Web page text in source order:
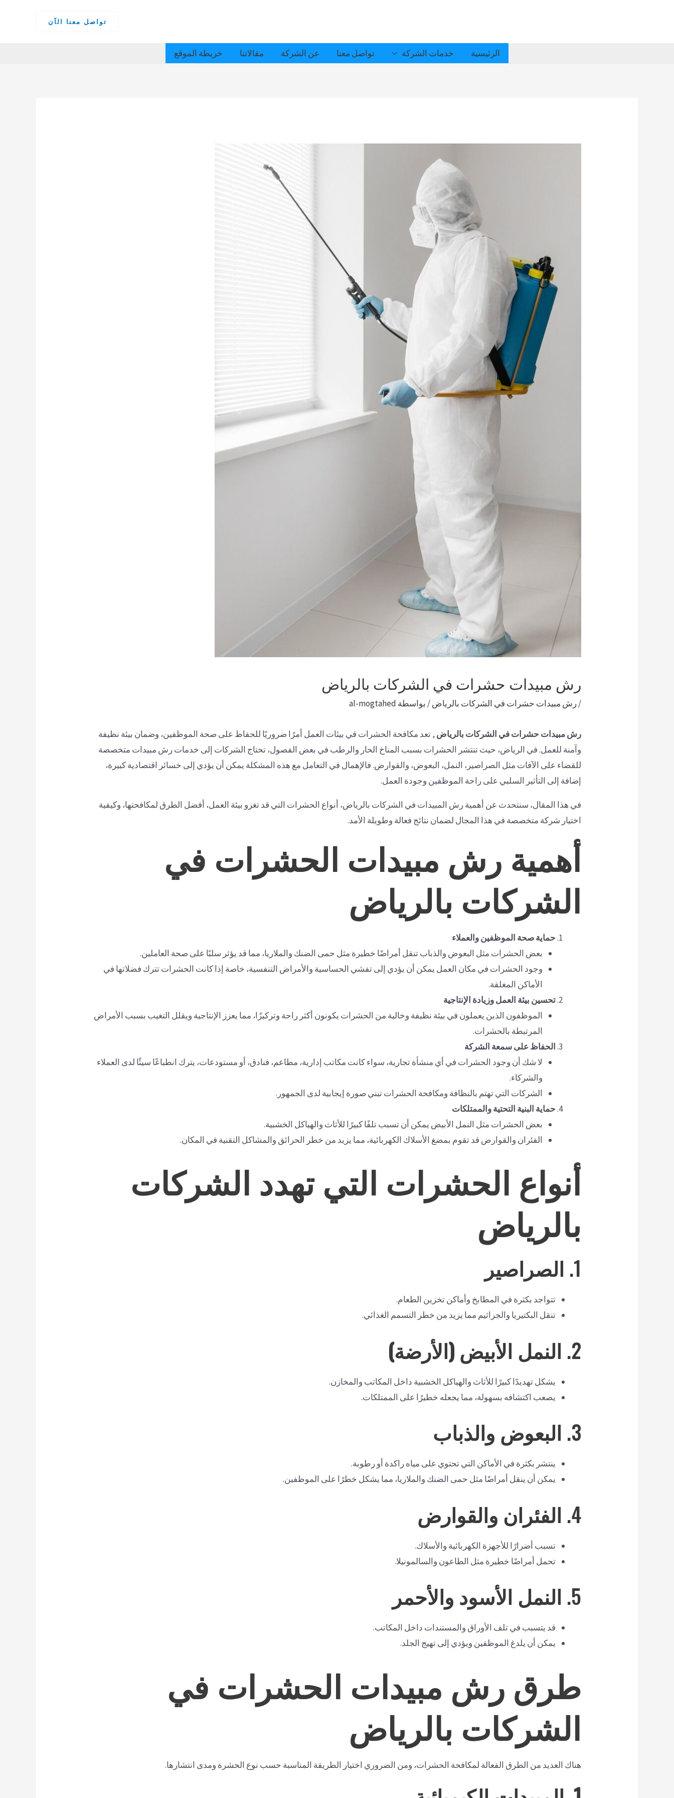
تواصل معنا الآن
الرئيسية خدمات الشركة تواصل معنا عن الشركة مقالاتنا خريطة الموقع
رش مبيدات حشرات في الشركات بالرياض
/رش مبيدات حشرات في الشركات بالرياض/ بواسطة al-mogtahed
رش مبيدات حشرات في الشركات بالرياض , تعد مكافحة الحشرات في بيئات العمل أمرًا ضروريًا للحفاظ على صحة الموظفين، وضمان بيئة نظيفة
وآمنة للعمل. في الرياض، حيث تنتشر الحشرات بسبب المناخ الحار والرطب في بعض الفصول، تحتاج الشركات إلى خدمات رش مبيدات متخصصة
للقضاء على الآفات مثل الصراصير، النمل، البعوض، والقوارض. فالإهمال في التعامل مع هذه المشكلة يمكن أن يؤدي إلى خسائر اقتصادية كبيرة،
إضافة إلى التأثير السلبي على راحة الموظفين وجودة العمل.
في هذا المقال، سنتحدث عن أهمية رش المبيدات في الشركات بالرياض، أنواع الحشرات التي قد تغزو بيئة العمل، أفضل الطرق لمكافحتها، وكيفية
اختيار شركة متخصصة في هذا المجال لضمان نتائج فعالة وطويلة الأمد.
أهمية رش مبيدات الحشرات في
الشركات بالرياض
حماية صحة الموظفين والعملاء
بعض الحشرات مثل البعوض والذباب تنقل أمراضًا خطيرة مثل حمى الضنك والملاريا، مما قد يؤثر سلبًا على صحة العاملين.
وجود الحشرات في مكان العمل يمكن أن يؤدي إلى تفشي الحساسية والأمراض التنفسية، خاصة إذا كانت الحشرات تترك فضلاتها في
الأماكن المغلقة.
تحسين بيئة العمل وزيادة الإنتاجية
الموظفون الذين يعملون في بيئة نظيفة وخالية من الحشرات يكونون أكثر راحة وتركيزًا، مما يعزز الإنتاجية ويقلل التغيب بسبب الأمراض
المرتبطة بالحشرات.
الحفاظ على سمعة الشركة
لا شك أن وجود الحشرات في أي منشأة تجارية، سواء كانت مكاتب إدارية، مطاعم، فنادق، أو مستودعات، يترك انطباعًا سيئًا لدى العملاء
والشركاء.
الشركات التي تهتم بالنظافة ومكافحة الحشرات تبني صورة إيجابية لدى الجمهور.
حماية البنية التحتية والممتلكات
بعض الحشرات مثل النمل الأبيض يمكن أن تسبب تلفًا كبيرًا للأثاث والهياكل الخشبية.
الفئران والقوارض قد تقوم بمضغ الأسلاك الكهربائية، مما يزيد من خطر الحرائق والمشاكل التقنية في المكان.
أنواع الحشرات التي تهدد الشركات
بالرياض
1. الصراصير
تتواجد بكثرة في المطابخ وأماكن تخزين الطعام.
تنقل البكتيريا والجراثيم مما يزيد من خطر التسمم الغذائي.
2. النمل الأبيض (الأرضة)
يشكل تهديدًا كبيرًا للأثاث والهياكل الخشبية داخل المكاتب والمخازن.
يصعب اكتشافه بسهولة، مما يجعله خطيرًا على الممتلكات.
3. البعوض والذباب
ينتشر بكثرة في الأماكن التي تحتوي على مياه راكدة أو رطوبة.
يمكن أن ينقل أمراضًا مثل حمى الضنك والملاريا، مما يشكل خطرًا على الموظفين.
4. الفئران والقوارض
تسبب أضرارًا للأجهزة الكهربائية والأسلاك.
تحمل أمراضًا خطيرة مثل الطاعون والسالمونيلا.
5. النمل الأسود والأحمر
قد يتسبب في تلف الأوراق والمستندات داخل المكاتب.
يمكن أن يلدغ الموظفين ويؤدي إلى تهيج الجلد.
طرق رش مبيدات الحشرات في
الشركات بالرياض
هناك العديد من الطرق الفعالة لمكافحة الحشرات، ومن الضروري اختيار الطريقة المناسبة حسب نوع الحشرة ومدى انتشارها.